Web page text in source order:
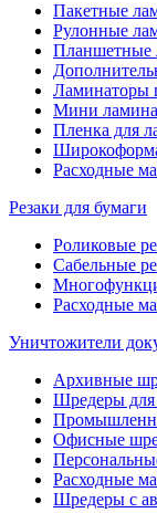
Пакетные
Рулонные
Планшетные
Ламинаторы
Мини
Пленка для
Расходные
Резаки для бумаги
Роликовые
Сабельные
Расходные
Уничтожители
Архивные
Шредеры для
Офисные
Расходные
Шредеры с